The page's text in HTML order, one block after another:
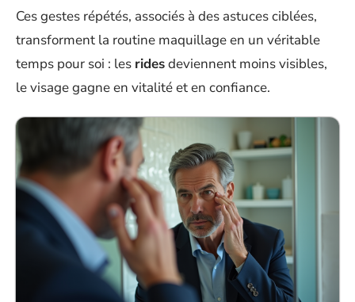
Ces gestes répétés, associés à des astuces ciblées,
transforment la routine maquillage en un véritable
temps pour soi : les ridesdeviennent moins visibles,
le visage gagne en vitalité et en confiance.